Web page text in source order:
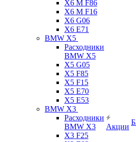
X6 M F86
X6 M F16
X6 G06
X6 E71
BMW X5
Расходники
BMW X5
X5 G05
X5 F85
X5 F15
X5 E70
X5 E53
BMW X3
Расходники
BMW X3
X3 F25
Акции